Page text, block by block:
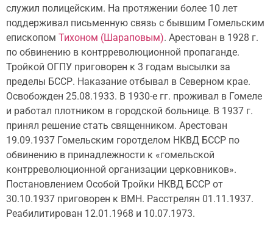
служил полицейским. На протя­жении более 10 лет
поддерживал письменную связь с бывшим Го­мельским
епископом Тихоном (Шараповым). Арестован в 1928 г.
по обвинению в контрреволю­ционной пропаганде.
Тройкой ОГПУ приговорен к 3 годам вы­сылки за
пределы БССР. Нака­зание отбывал в Северном крае.
Освобожден 25.08.1933. В 1930-е гг. проживал в Гомеле
и работал плотником в городской больнице. В 1937 г.
принял решение стать священником. Арестован
19.09.1937 Гомельским горотделом НКВД БССР по
обвинению в принадлежности к «гомельской
контрреволюционной организа­ции церковников».
Постановле­нием Особой Тройки НКВД БССР от
30.10.1937 приговорен к ВМН. Расстрелян 01.11.1937.
Реабилитирован 12.01.1968 и 10.07.1973.